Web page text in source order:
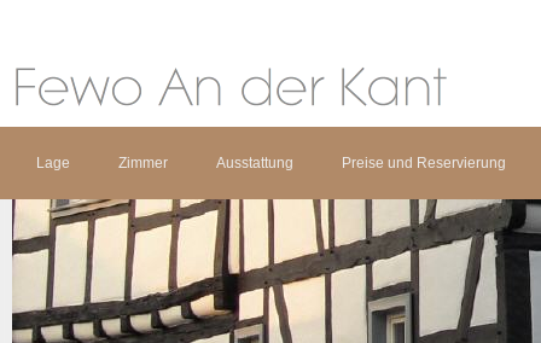
Lage Zimmer Ausstattung Preise und Reservierung